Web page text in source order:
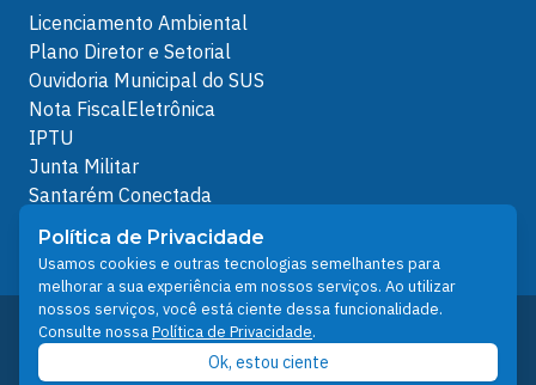
Licenciamento Ambiental
Plano Diretor e Setorial
Ouvidoria Municipal do SUS
Nota FiscalEletrônica
IPTU
Junta Militar
Santarém Conectada
Política de Privacidade
People illustrations by Storyset
Desenvolvido pelo Núcleo Técnico de Gestão de
Tecnologia da Informação - NTI
Política de Privacidade
Usamos cookies e outras tecnologias semelhantes para
melhorar a sua experiência em nossos serviços. Ao utilizar
nossos serviços, você está ciente dessa funcionalidade.
Consulte nossaPolítica de Privacidade.
Ok, estou ciente